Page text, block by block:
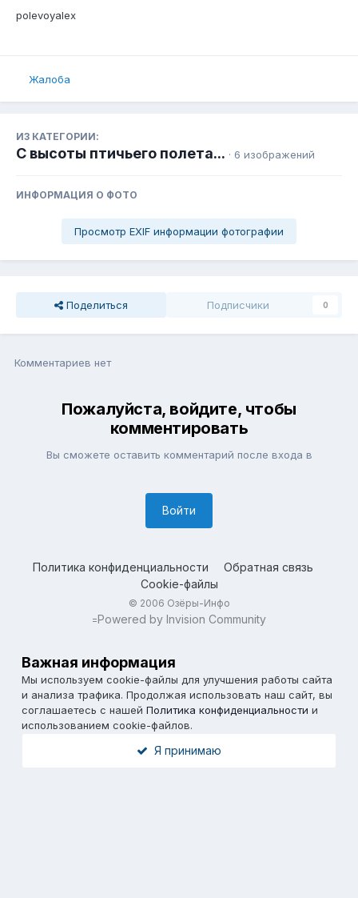
polevoyalex
Жалоба
ИЗ КАТЕГОРИИ:
C высоты птичьего полета... · 6 изображений
ИНФОРМАЦИЯ О ФОТО
Просмотр EXIF информации фотографии
Поделиться Подписчики 0
Комментариев нет
Пожалуйста, войдите, чтобы
комментировать
Вы сможете оставить комментарий после входа в
Войти
Политика конфиденциальности
Обратная связь
Cookie-файлы
© 2006 Озёры-Инфо
=Powered by Invision Community
Важная информация
Мы используем cookie-файлы для улучшения работы сайта
и анализа трафика. Продолжая использовать наш сайт, вы
соглашаетесь с нашей Политика конфиденциальности и
использованием cookie-файлов.
Я принимаю